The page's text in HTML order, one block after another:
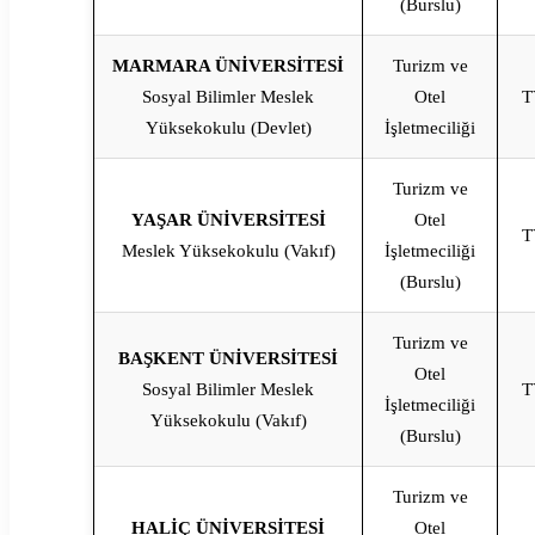
(Burslu)
MARMARA ÜNİVERSİTESİ
Sosyal Bilimler Meslek
Yüksekokulu (Devlet)
Turizm ve
Otel
İşletmeciliği
YAŞAR ÜNİVERSİTESİ
Meslek Yüksekokulu (Vakıf)
Turizm ve
Otel
İşletmeciliği
(Burslu)
BAŞKENT ÜNİVERSİTESİ
Sosyal Bilimler Meslek
Yüksekokulu (Vakıf)
Turizm ve
Otel
İşletmeciliği
(Burslu)
HALİÇ ÜNİVERSİTESİ
Turizm ve
Otel